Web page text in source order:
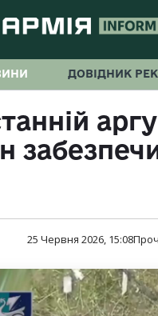
ДОВІДНИК
25 Червня 2026, 15:08